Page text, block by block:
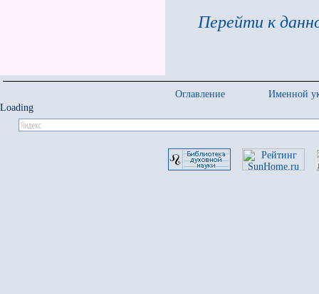
Перейти к
Оглавление
Именной
Loading